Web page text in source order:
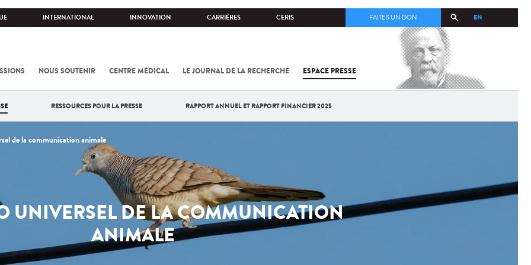
INTERNATIONAL INNOVATION CARRIÈRES CERIS EN
FAITES UN DON
NOUS SOUTENIR CENTRE MÉDICAL LE JOURNAL DE LA RECHERCHE ESPACE PRESSE
COV-2 /
L'INSTITUT
RESSOURCES POUR LA PRESSE RAPPORT ANNUEL ET RAPPORT FINANCIER 2025
de la communication animale
UNIVERSEL DE LA COMMUNICATION
ANIMALE